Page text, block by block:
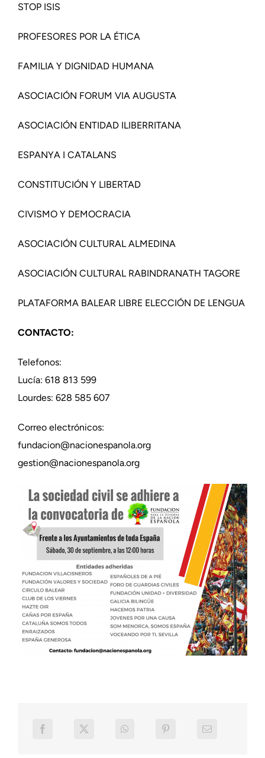
STOP ISIS
PROFESORES POR LA ÉTICA
FAMILIA Y DIGNIDAD HUMANA
ASOCIACIÓN FORUM VIA AUGUSTA
ASOCIACIÓN ENTIDAD ILIBERRITANA
CONSTITUCIÓN Y LIBERTAD
CIVISMO Y DEMOCRACIA
ASOCIACIÓN CULTURAL ALMEDINA
ASOCIACIÓN CULTURAL RABINDRANATH TAGORE
PLATAFORMA BALEAR LIBRE ELECCIÓN DE LENGUA
CONTACTO:
Telefonos:
Lucía: 618 813 599
Lourdes: 628 585 607
Correo electrónicos:
fundacion@nacionespanola.org
gestion@nacionespanola.org